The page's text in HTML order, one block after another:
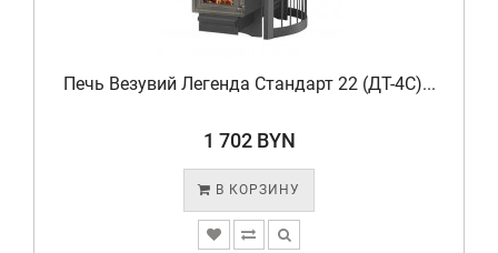
Печь Везувий Легенда Стандарт 22 (ДТ-4C)...
1 702 BYN
В КОРЗИНУ